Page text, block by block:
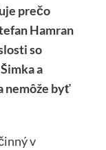
prečo
Hamran
so
a
nemôže byť
v